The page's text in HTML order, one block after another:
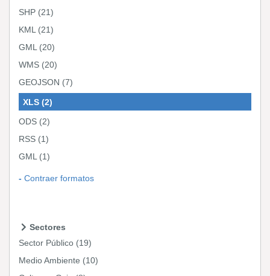
SHP (21)
KML (21)
GML (20)
WMS (20)
GEOJSON (7)
XLS (2)
ODS (2)
RSS (1)
GML (1)
Contraer formatos
Sectores
Sector Público (19)
Medio Ambiente (10)